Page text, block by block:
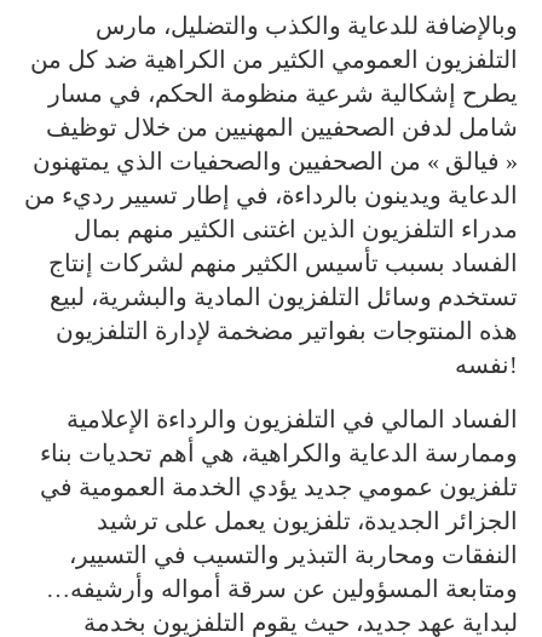
وبالإضافة للدعاية والكذب والتضليل، مارس
التلفزيون العمومي الكثير من الكراهية ضد كل من
يطرح إشكالية شرعية منظومة الحكم، في مسار
شامل لدفن الصحفيين المهنيين من خلال توظيف
« فيالق » من الصحفيين والصحفيات الذي يمتهنون
الدعاية ويدينون بالرداءة، في إطار تسيير رديء من
مدراء التلفزيون الذين اغتنى الكثير منهم بمال
الفساد بسبب تأسيس الكثير منهم لشركات إنتاج
تستخدم وسائل التلفزيون المادية والبشرية، لبيع
هذه المنتوجات بفواتير مضخمة لإدارة التلفزيون
نفسه!
الفساد المالي في التلفزيون والرداءة الإعلامية
وممارسة الدعاية والكراهية، هي أهم تحديات بناء
تلفزيون عمومي جديد يؤدي الخدمة العمومية في
الجزائر الجديدة، تلفزيون يعمل على ترشيد
النفقات ومحاربة التبذير والتسيب في التسيير،
ومتابعة المسؤولين عن سرقة أمواله وأرشيفه…
لبداية عهد جديد، حيث يقوم التلفزيون بخدمة